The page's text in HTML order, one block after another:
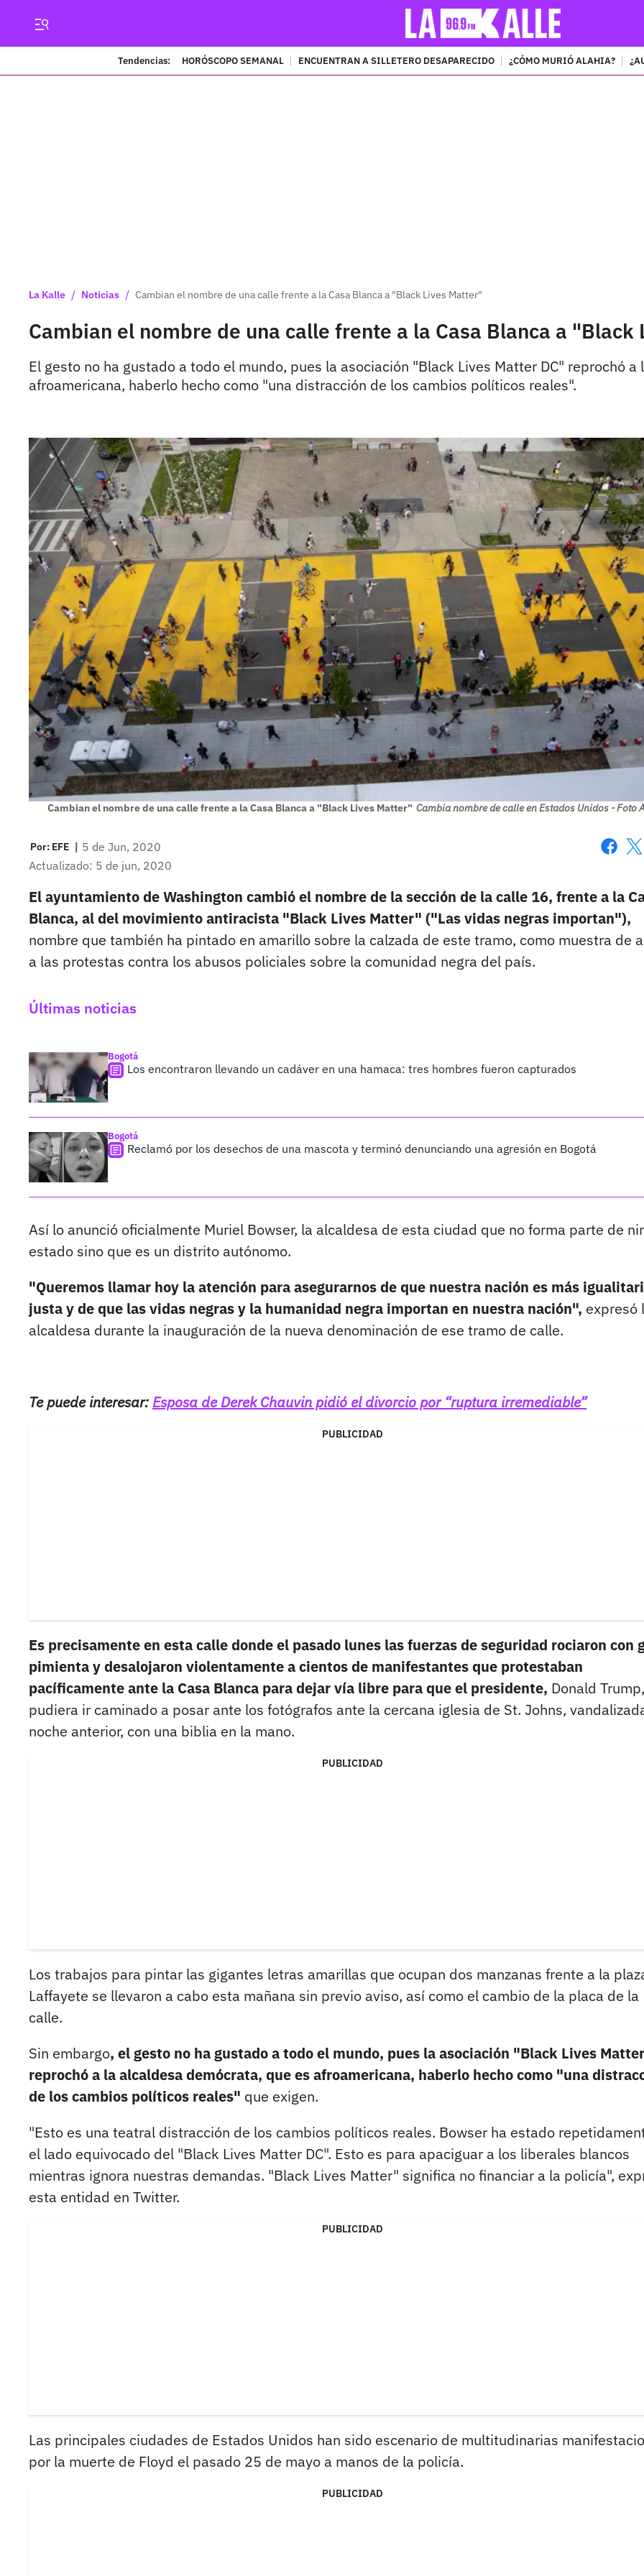
Tendencias: HORÓSCOPO SEMANAL ENCUENTRAN A SILLETERO DESAPARECIDO ¿CÓMO MURIÓ ALAHIA?
La Kalle / Noticias / Cambian el nombre de una calle frente a la Casa Blanca a "Black Lives Matter"
Cambian el nombre de una calle frente a la Casa Blanca a
El gesto no ha gustado a todo el mundo, pues la asociación "Black Lives Matter DC" reprochó
afroamericana, haberlo hecho como "una distracción de los cambios políticos reales".
Cambian el nombre de una calle frente a la Casa Blanca a "Black Lives Matter" Cambia nombre de calle en Estados Unidos - Foto
Por: EFE | 5 de Jun, 2020
Actualizado: 5 de jun, 2020
El ayuntamiento de Washington cambió el nombre de la sección de la calle 16, frente a la
Blanca, al del movimiento antiracista "Black Lives Matter" ("Las vidas negras importan"),
nombre que también ha pintado en amarillo sobre la calzada de este tramo, como muestra de
a las protestas contra los abusos policiales sobre la comunidad negra del país.
Últimas noticias
Bogotá
Los encontraron llevando un cadáver en una hamaca: tres hombres fueron capturados
Bogotá
Reclamó por los desechos de una mascota y terminó denunciando una agresión en Bogotá
Así lo anunció oficialmente Muriel Bowser, la alcaldesa de esta ciudad que no forma parte de
estado sino que es un distrito autónomo.
"Queremos llamar hoy la atención para asegurarnos de que nuestra nación es más
justa y de que las vidas negras y la humanidad negra importan en nuestra nación", expresó
alcaldesa durante la inauguración de la nueva denominación de ese tramo de calle.
Te puede interesar:Esposa de Derek Chauvin pidió el divorcio por “ruptura irremediable”
PUBLICIDAD
Es precisamente en esta calle donde el pasado lunes las fuerzas de seguridad rociaron con
pimienta y desalojaron violentamente a cientos de manifestantes que protestaban
pacíficamente ante la Casa Blanca para dejar vía libre para que el presidente, Donald Trump,
pudiera ir caminado a posar ante los fotógrafos ante la cercana iglesia de St. Johns,
noche anterior, con una biblia en la mano.
PUBLICIDAD
Los trabajos para pintar las gigantes letras amarillas que ocupan dos manzanas frente a la
Laffayete se llevaron a cabo esta mañana sin previo aviso, así como el cambio de la placa de la
calle.
Sin embargo, el gesto no ha gustado a todo el mundo, pues la asociación "Black Lives
reprochó a la alcaldesa demócrata, que es afroamericana, haberlo hecho como "una
de los cambios políticos reales" que exigen.
"Esto es una teatral distracción de los cambios políticos reales. Bowser ha estado
el lado equivocado del "Black Lives Matter DC". Esto es para apaciguar a los liberales blancos
mientras ignora nuestras demandas. "Black Lives Matter" significa no financiar a la policía",
esta entidad en Twitter.
PUBLICIDAD
Las principales ciudades de Estados Unidos han sido escenario de multitudinarias
por la muerte de Floyd el pasado 25 de mayo a manos de la policía.
PUBLICIDAD